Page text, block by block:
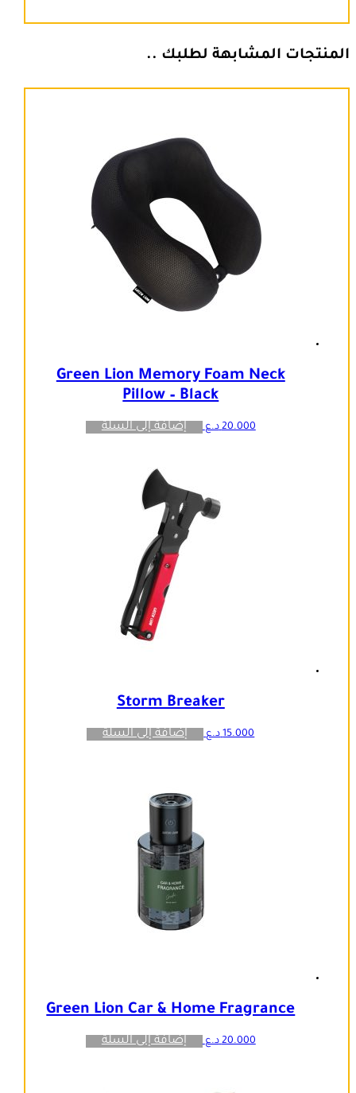
المنتجات المشابهة لطلبك ..
Green Lion Memory Foam Neck
Pillow – Black
20.000 د.ع إضافة إلى السلة
Storm Breaker
15.000 د.ع إضافة إلى السلة
Green Lion Car & Home Fragrance
20.000 د.ع إضافة إلى السلة